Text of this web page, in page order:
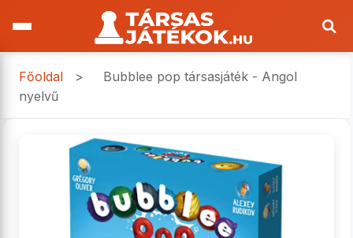
Főoldal >
Bubblee pop társasjáték - Angol
nyelvű